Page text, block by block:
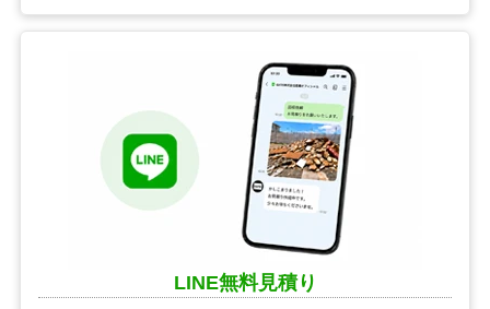
LINE無料見積り